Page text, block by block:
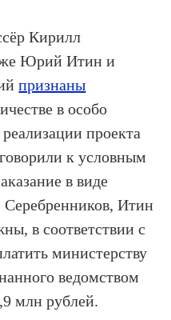
Кирилл
Юрий Итин и
признаны
в особо
проекта
к условным
в виде
Итин
в соответствии с
министерству
ведомством
млн рублей.